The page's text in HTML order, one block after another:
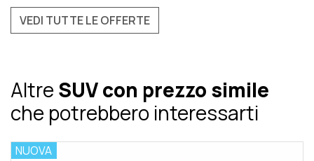
VEDI TUTTE LE OFFERTE
AltreSUV con prezzo simile
che potrebbero interessarti
NUOVA